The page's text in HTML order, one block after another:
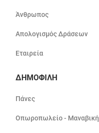
Άνθρωπος
Απολογισμός Δράσεων
Εταιρεία
ΔΗΜΟΦΙΛΗ
Πάνες
Οπωροπωλείο - Μαναβική